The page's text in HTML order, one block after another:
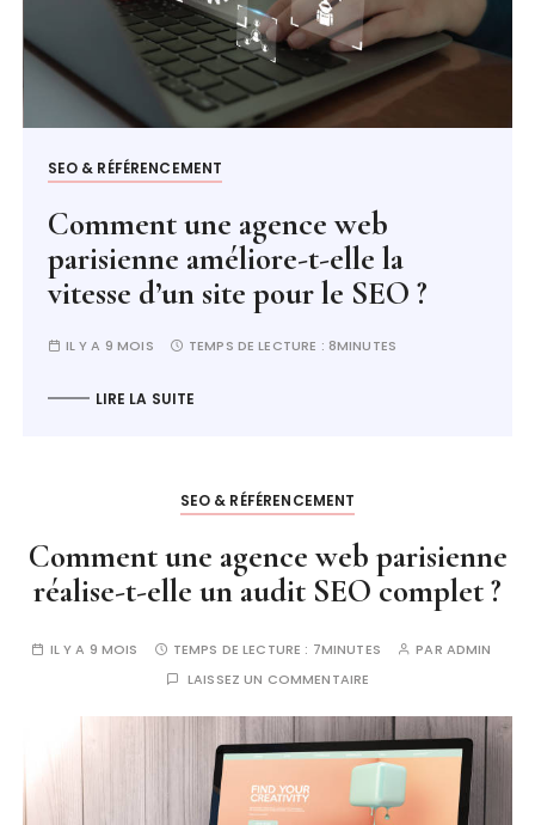
SEO & RÉFÉRENCEMENT
Comment une agence web
parisienne améliore-t-elle la
vitesse d’un site pour le SEO ?
IL Y A 9 MOIS TEMPS DE LECTURE : 8MINUTES
LIRE LA SUITE
SEO & RÉFÉRENCEMENT
Comment une agence web parisienne
réalise-t-elle un audit SEO complet ?
IL Y A 9 MOIS TEMPS DE LECTURE : 7MINUTES PAR ADMIN
LAISSEZ UN COMMENTAIRE